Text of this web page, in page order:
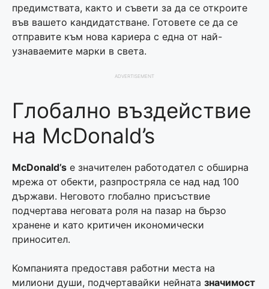
предимствата, както и съвети за да се откроите
във вашето кандидатстване. Готовете се да се
отправите към нова кариера с една от най-
узнаваемите марки в света.
ADVERTISEMENT
Глобално въздействие
на McDonald’s
McDonald’s е значителен работодател с обширна
мрежа от обекти, разпростряла се над над 100
държави. Неговото глобално присъствие
подчертава неговата роля на пазар на бързо
хранене и като критичен икономически
приносител.
Компанията предоставя работни места на
милиони души, подчертавайки нейната значимост